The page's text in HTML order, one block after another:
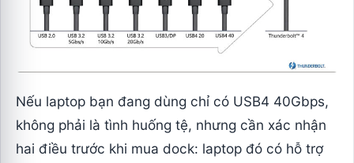
Nếu laptop bạn đang dùng chỉ có USB4 40Gbps,
không phải là tình huống tệ, nhưng cần xác nhận
hai điều trước khi mua dock: laptop đó có hỗ trợ